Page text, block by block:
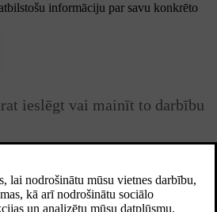
informāciju par savu konkrēto
ieslēgt vai mainīt to darbību